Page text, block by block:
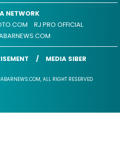
NETWORK
RJ PRO OFFICIAL
MEDIA SIBER
ALL RIGHT RESERVED